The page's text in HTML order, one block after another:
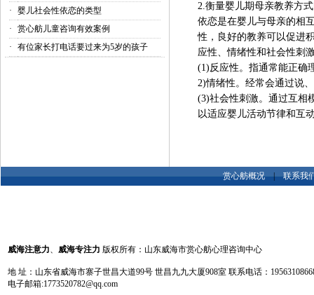
·
婴儿社会性依恋的类型
·
赏心舫儿童咨询有效案例
·
有位家长打电话要过来为5岁的孩子
2.衡量婴儿期母亲教养方
依恋是在婴儿与母亲的相
性，良好的教养可以促进
应性、情绪性和社会性刺
(1)反应性。指通常能正确
2)情绪性。经常会通过说
(3)社会性刺激。通过互相
以适应婴儿活动节律和互
赏心舫概况|联系我
威海注意力、 威海专注力 版权所有：山东威海市赏心舫心理咨询中心
地 址：山东省威海市寨子世昌大道99号 世昌九九大厦908室 联系电话：
电子邮箱:1773520782@qq.com